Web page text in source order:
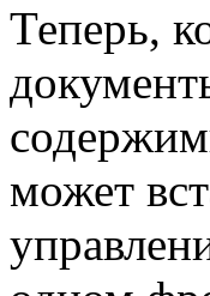
Теперь,
может